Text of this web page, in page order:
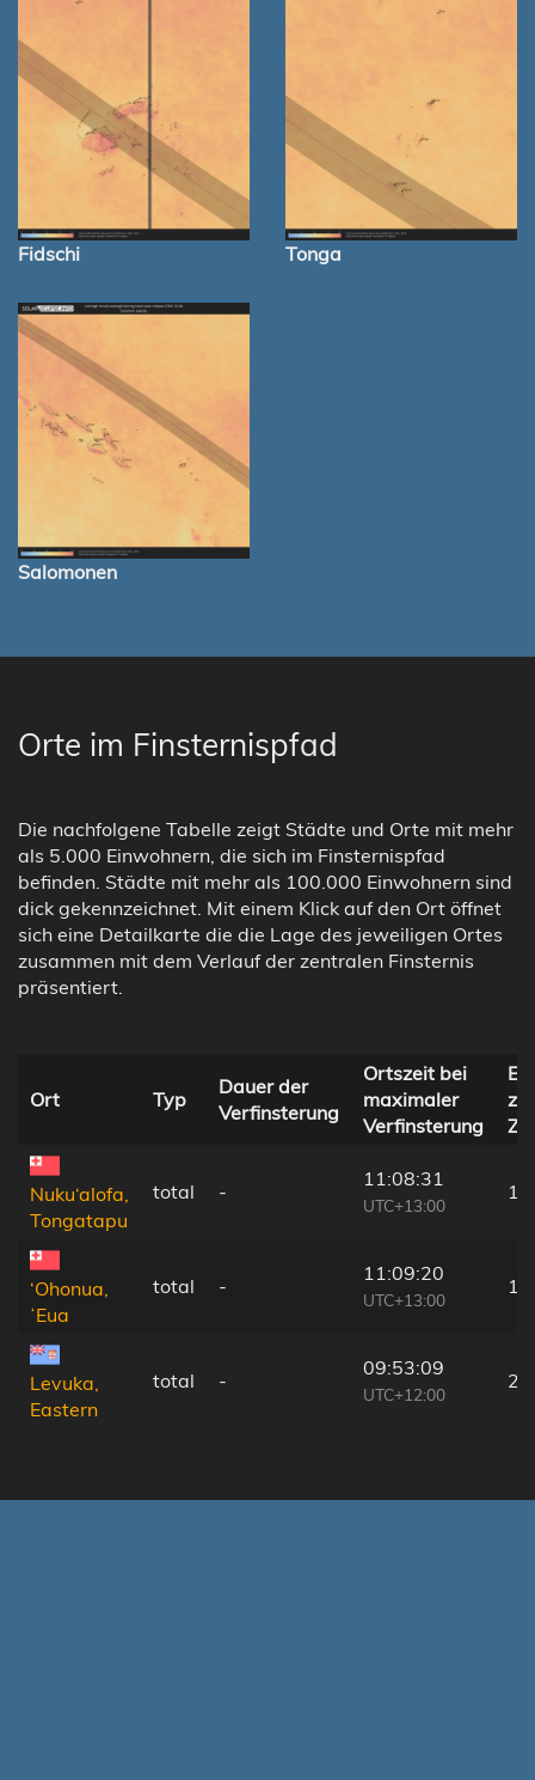
Fidschi Tonga
Salomonen
Orte im Finsternispfad
Die nachfolgene Tabelle zeigt Städte und Orte mit mehr
als 5.000 Einwohnern, die sich im Finsternispfad
befinden. Städte mit mehr als 100.000 Einwohnern sind
dick gekennzeichnet. Mit einem Klick auf den Ort öffnet
sich eine Detailkarte die die Lage des jeweiligen Ortes
zusammen mit dem Verlauf der zentralen Finsternis
präsentiert.
Ort Typ
Dauer der
Verfinsterung
Ortszeit bei
maximaler
Verfinsterung
zur
Nuku‘alofa,
Tongatapu
total -
11:08:31
UTC+13:00
‘Ohonua,
ʻEua
total -
11:09:20
UTC+13:00
Levuka,
Eastern
total -
09:53:09
UTC+12:00
21